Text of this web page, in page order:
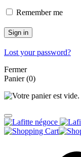
Remember me
Sign in
Lost your password?
Fermer
Panier(0)